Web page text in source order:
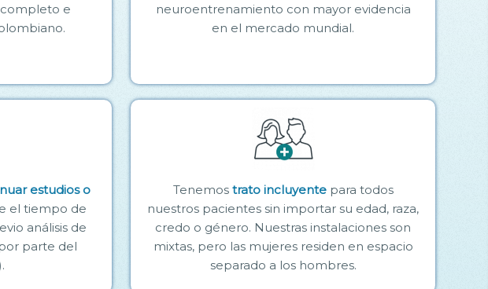
e
neuroentrenamiento con mayor evidencia
en el mercado mundial.
estudios o
el tiempo de
análisis de
parte del
Tenemostrato incluyentepara todos
nuestros pacientes sin importar su edad, raza,
credo o género. Nuestras instalaciones son
mixtas, pero las mujeres residen en espacio
separado a los hombres.